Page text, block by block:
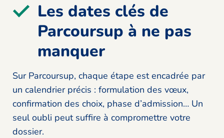
Les dates clés de
Parcoursup à ne pas
manquer
Sur Parcoursup, chaque étape est encadrée par
un calendrier précis : formulation des vœux,
confirmation des choix, phase d’admission… Un
seul oubli peut suffire à compromettre votre
dossier.